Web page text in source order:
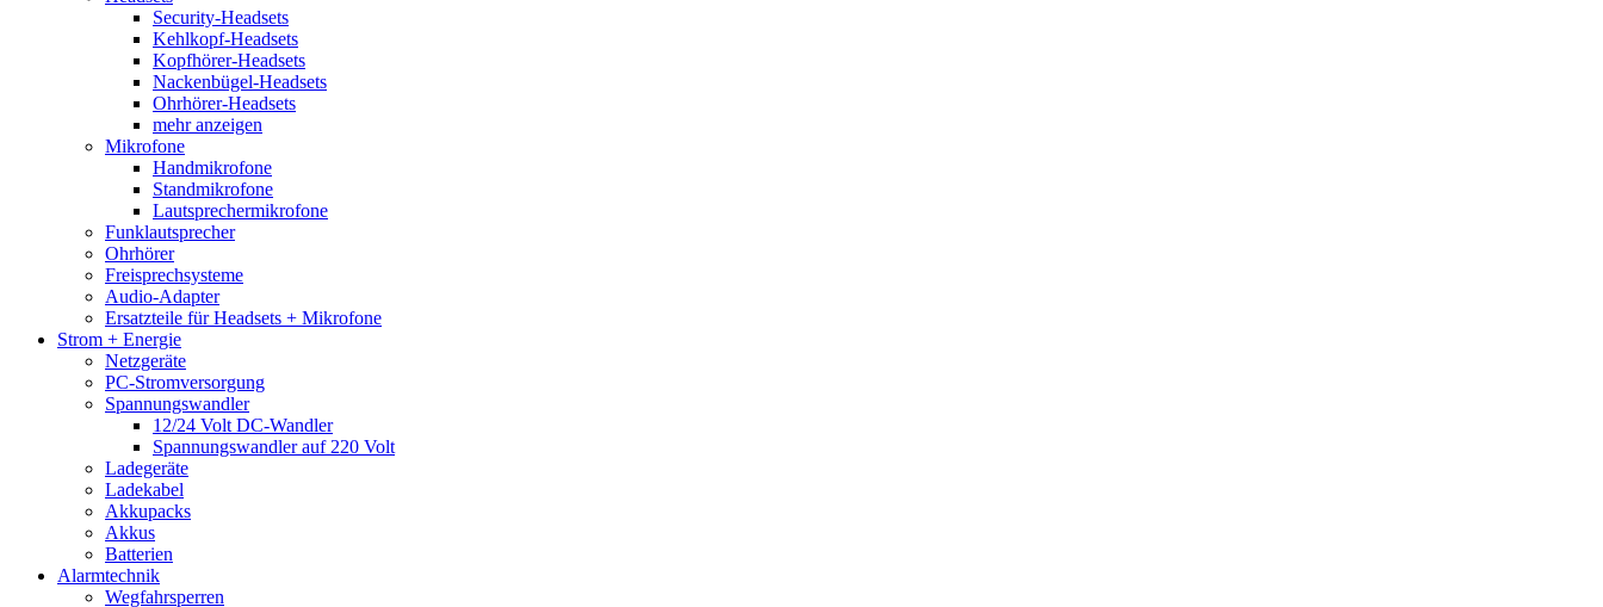
Security-Headsets
Kehlkopf-Headsets
Kopfhörer-Headsets
Nackenbügel-Headsets
Ohrhörer-Headsets
mehr anzeigen
Mikrofone
Handmikrofone
Standmikrofone
Lautsprechermikrofone
Funklautsprecher
Ohrhörer
Freisprechsysteme
Audio-Adapter
Ersatzteile für Headsets + Mikrofone
Strom + Energie
Netzgeräte
PC-Stromversorgung
Spannungswandler
12/24 Volt DC-Wandler
Spannungswandler auf 220 Volt
Ladegeräte
Ladekabel
Akkupacks
Akkus
Batterien
Alarmtechnik
Wegfahrsperren